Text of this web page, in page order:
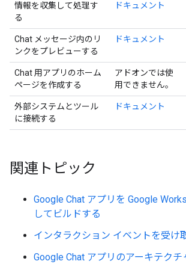
情報を収集して処理す
る
ドキュメント
Chat メッセージ内のリ
ンクをプレビューする
ドキュメント
Chat 用アプリのホーム
ページを作成する
アドオンでは使
用できません。
外部システムとツール
に接続する
ドキュメント
関連トピック
Google Chat アプリを Google
してビルドする
インタラクション イベントを受け
Google Chat アプリのアーキテクチ